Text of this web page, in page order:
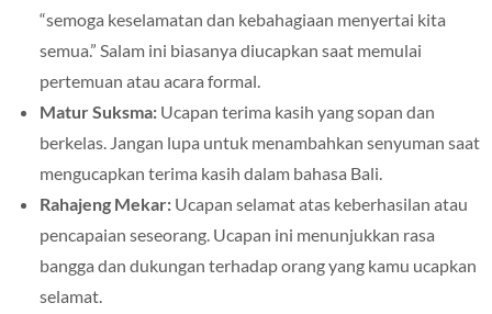
“semoga keselamatan dan kebahagiaan menyertai kita
semua.” Salam ini biasanya diucapkan saat memulai
pertemuan atau acara formal.
Matur Suksma: Ucapan terima kasih yang sopan dan
berkelas. Jangan lupa untuk menambahkan senyuman saat
mengucapkan terima kasih dalam bahasa Bali.
Rahajeng Mekar: Ucapan selamat atas keberhasilan atau
pencapaian seseorang. Ucapan ini menunjukkan rasa
bangga dan dukungan terhadap orang yang kamu ucapkan
selamat.